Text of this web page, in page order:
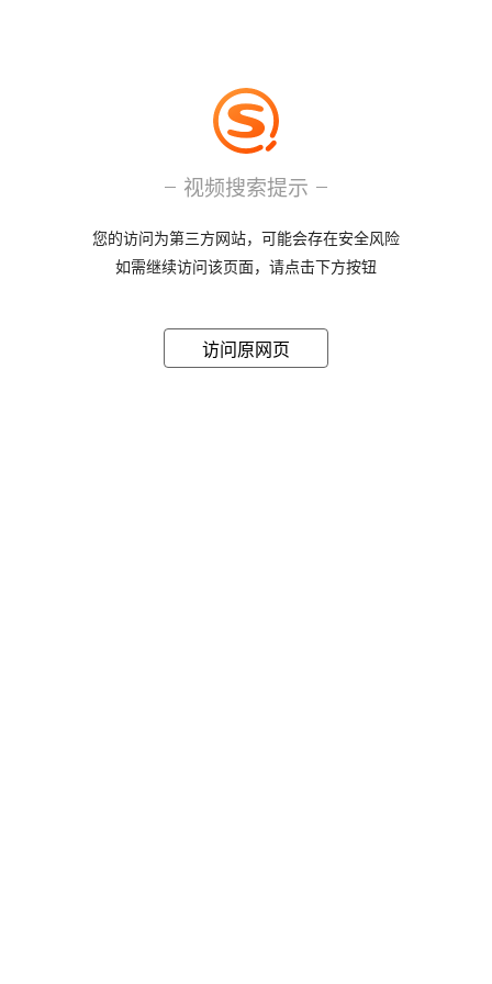
视频搜索提示
您的访问为第三方网站，可能会存在安全风险
如需继续访问该页面，请点击下方按钮
访问原网页